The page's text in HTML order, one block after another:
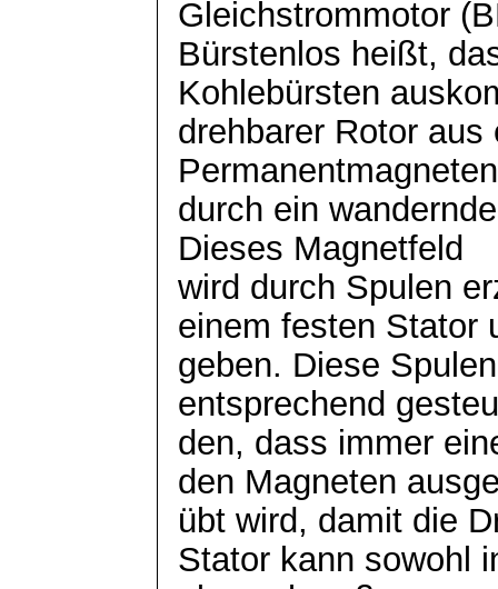
Gleichstrommotor
Bürstenlos heißt,
Kohlebürsten
drehbarer Rotor
durch ein
Dieses Magnetfeld
wird durch Spulen
einem festen Stator
geben. Diese
entsprechend
den, dass immer
den Magneten
übt wird, damit die
Stator kann sowohl